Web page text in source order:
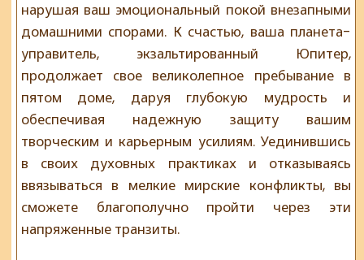
нарушая ваш эмоциональный покой внезапными
домашними спорами. К счастью, ваша планета-
управитель, экзальтированный Юпитер,
продолжает свое великолепное пребывание в
пятом доме, даруя глубокую мудрость и
обеспечивая надежную защиту вашим
творческим и карьерным усилиям. Уединившись
в своих духовных практиках и отказываясь
ввязываться в мелкие мирские конфликты, вы
сможете благополучно пройти через эти
напряженные транзиты.